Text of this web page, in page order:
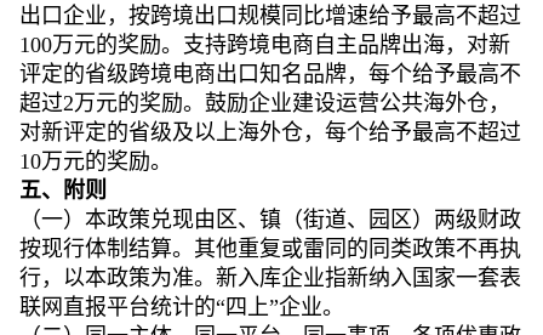
出口企业，按跨境出口规模同比增速给予最高不超过
100万元的奖励。支持跨境电商自主品牌出海，对新
评定的省级跨境电商出口知名品牌，每个给予最高不
超过2万元的奖励。鼓励企业建设运营公共海外仓，
对新评定的省级及以上海外仓，每个给予最高不超过
10万元的奖励。
五、附则
（一）本政策兑现由区、镇（街道、园区）两级财政
按现行体制结算。其他重复或雷同的同类政策不再执
行，以本政策为准。新入库企业指新纳入国家一套表
联网直报平台统计的“四上”企业。